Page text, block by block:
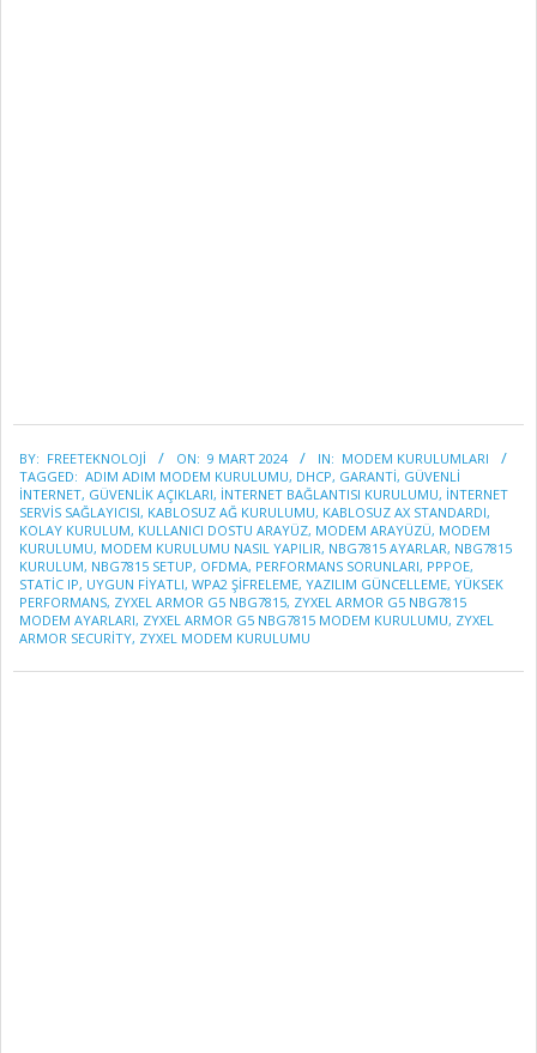
03-
09
BY: FREETEKNOLOJI ON: 9 MART 2024 IN: MODEM KURULUMLARI
TAGGED: ADIM ADIM MODEM KURULUMU, DHCP, GARANTI, GÜVENLI
INTERNET, GÜVENLIK AÇIKLARI, INTERNET BAĞLANTISI KURULUMU, INTERNET
SERVIS SAĞLAYICISI, KABLOSUZ AĞ KURULUMU, KABLOSUZ AX STANDARDI,
KOLAY KURULUM, KULLANICI DOSTU ARAYÜZ, MODEM ARAYÜZÜ, MODEM
KURULUMU, MODEM KURULUMU NASIL YAPILIR, NBG7815 AYARLAR, NBG7815
KURULUM, NBG7815 SETUP, OFDMA, PERFORMANS SORUNLARI, PPPOE,
STATIC IP, UYGUN FIYATLI, WPA2 ŞIFRELEME, YAZILIM GÜNCELLEME, YÜKSEK
PERFORMANS, ZYXEL ARMOR G5 NBG7815, ZYXEL ARMOR G5 NBG7815
MODEM AYARLARI, ZYXEL ARMOR G5 NBG7815 MODEM KURULUMU, ZYXEL
ARMOR SECURITY, ZYXEL MODEM KURULUMU